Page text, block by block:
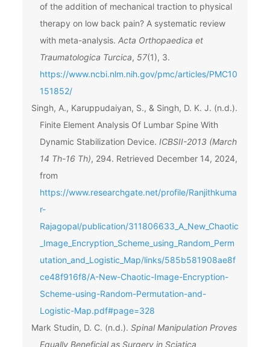
of the addition of mechanical traction to physical
therapy on low back pain? A systematic review
with meta-analysis. Acta Orthopaedica et
Traumatologica Turcica, 57(1), 3.
https://www.ncbi.nlm.nih.gov/pmc/articles/PMC10
151852/
Singh, A., Karuppudaiyan, S., & Singh, D. K. J. (n.d.).
Finite Element Analysis Of Lumbar Spine With
Dynamic Stabilization Device. ICBSII-2013 (March
14 Th-16 Th), 294. Retrieved December 14, 2024,
from
https://www.researchgate.net/profile/Ranjithkuma
r-
Rajagopal/publication/311806633_A_New_Chaotic
_Image_Encryption_Scheme_using_Random_Perm
utation_and_Logistic_Map/links/585b581908ae8f
ce48f916f8/A-New-Chaotic-Image-Encryption-
Scheme-using-Random-Permutation-and-
Logistic-Map.pdf#page=328
Mark Studin, D. C. (n.d.). Spinal Manipulation Proves
Equally Beneficial as Surgery in Sciatica